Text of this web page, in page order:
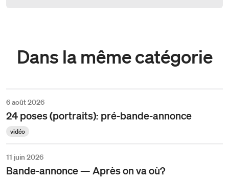
Dans la même catégorie
24 poses (portraits): pré-bande-annonce
vidéo
6 août 2026
Bande-annonce — Après on va où?
11 juin 2026